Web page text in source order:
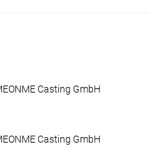
Casting GmbH
Casting GmbH